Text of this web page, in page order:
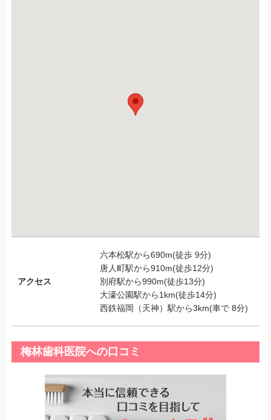
アクセス
六本松駅から690m(徒歩 9分)
唐人町駅から910m(徒歩12分)
別府駅から990m(徒歩13分)
大濠公園駅から1km(徒歩14分)
西鉄福岡（天神）駅から3km(車で 8分)
梅林歯科医院への口コミ